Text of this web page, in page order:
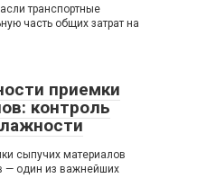
транспортные
часть общих затрат на
приемки
контроль
сыпучих материалов
— один из важнейших